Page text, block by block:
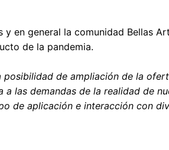
en general la comunidad Bellas
de la pandemia.
de ampliación de la
las demandas de la realidad de
de aplicación e interacción con